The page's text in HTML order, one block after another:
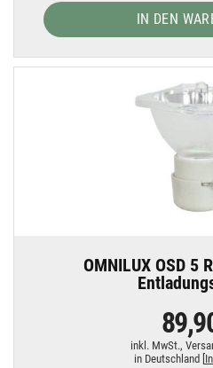
IN DEN
OMNILUX OSD 5
inkl. MwSt.,
in Deutschland [